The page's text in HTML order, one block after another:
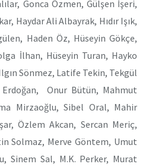
Gonca Özmen, Gülşen İşeri,
Haydar Ali Albayrak, Hıdır Işık,
Haden Öz, Hüseyin Gökçe,
İlhan, Hüseyin Turan, Hayko
Sönmez, Latife Tekin, Tekgül
Erdoğan, Onur Bütün, Mahmut
Mirzaoğlu, Sibel Oral, Mahir
Özlem Akcan, Sercan Meriç,
Solmaz, Merve Göntem, Umut
Sinem Sal, M.K. Perker, Murat